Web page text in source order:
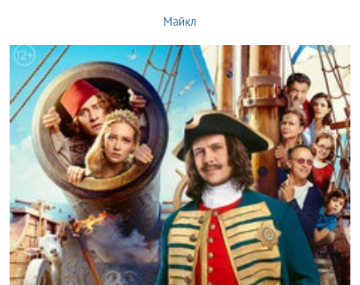
Майкл